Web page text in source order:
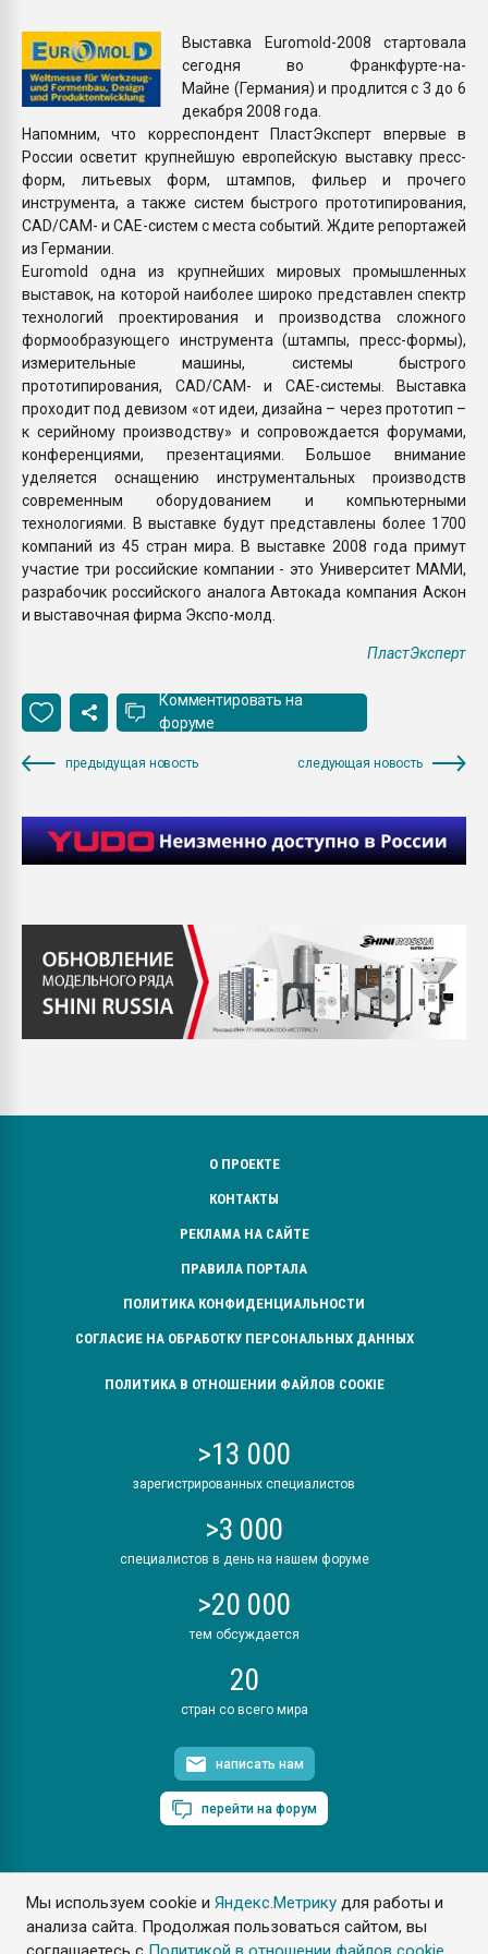
Мы используем cookie иЯндекс.Метрику для работы и
анализа сайта. Продолжая пользоваться сайтом, вы
ПЕРЕЙТИ НА
Выставка Euromold-2008 стартовала
сегодня во Франкфурте-на-
Майне (Германия) и продлится с 3 до 6
декабря 2008 года.
Напомним, что корреспондент ПластЭксперт впервые в
России осветит крупнейшую европейскую выставку пресс-
форм, литьевых форм, штампов, фильер и прочего
инструмента, а также систем быстрого прототипирования,
CAD/CAM- и CAE-систем с места событий. Ждите репортажей
из Германии.
Euromold одна из крупнейших мировых промышленных
выставок, на которой наиболее широко представлен спектр
технологий проектирования и производства сложного
формообразующего инструмента (штампы, пресс-формы),
измерительные машины, системы быстрого
прототипирования, CAD/CAM- и CAE-системы. Выставка
проходит под девизом «от идеи, дизайна – через прототип –
к серийному производству» и сопровождается форумами,
конференциями, презентациями. Большое внимание
уделяется оснащению инструментальных производств
современным оборудованием и компьютерными
технологиями. В выставке будут представлены более 1700
компаний из 45 стран мира. В выставке 2008 года примут
участие три российские компании - это Университет МАМИ,
разрабочик российского аналога Автокада компания Аскон
и выставочная фирма Экспо-молд.
ПластЭксперт
Комментировать на
форуме
предыдущая новость следующая новость
О ПРОЕКТЕ
КОНТАКТЫ
РЕКЛАМА НА САЙТЕ
ПРАВИЛА ПОРТАЛА
ПОЛИТИКА КОНФИДЕНЦИАЛЬНОСТИ
СОГЛАСИЕ НА ОБРАБОТКУ ПЕРСОНАЛЬНЫХ ДАННЫХ
ПОЛИТИКА В ОТНОШЕНИИ ФАЙЛОВ COOKIE
>13 000
зарегистрированных специалистов
>3 000
специалистов в день на нашем форуме
>20 000
тем обсуждается
20
стран со всего мира
написать нам
перейти на форум
ПластЭксперт © 2006. Все права защищены
Разрешается копирование материалов сайта с обязательной
ссылкой на www.e-plastic.ru